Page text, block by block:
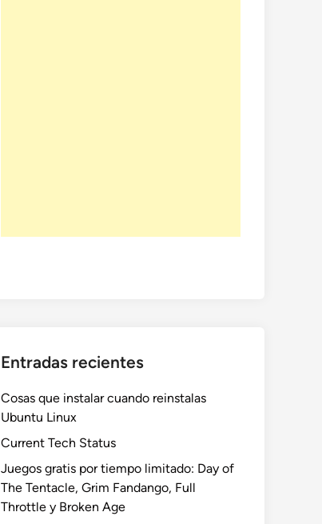
Entradas recientes
Cosas que instalar cuando reinstalas
Ubuntu Linux
Current Tech Status
Juegos gratis por tiempo limitado: Day of
The Tentacle, Grim Fandango, Full
Throttle y Broken Age